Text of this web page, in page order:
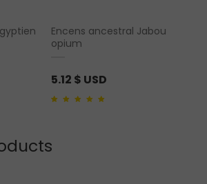
Encens ancestral Jabou
opium
5.12 $ USD